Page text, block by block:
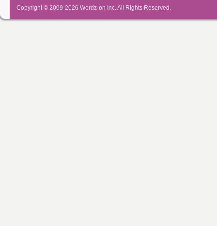
Copyright © 2009-2026 Wordz-on Inc.All Rights Reserved.